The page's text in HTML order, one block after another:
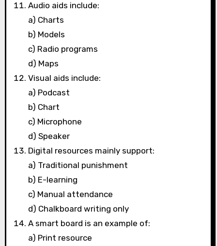
Audio aids include:
a) Charts
b) Models
c) Radio programs
d) Maps
Visual aids include:
a) Podcast
b) Chart
c) Microphone
d) Speaker
Digital resources mainly support:
a) Traditional punishment
b) E-learning
c) Manual attendance
d) Chalkboard writing only
A smart board is an example of:
a) Print resource